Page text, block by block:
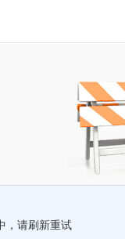
，请刷新重试